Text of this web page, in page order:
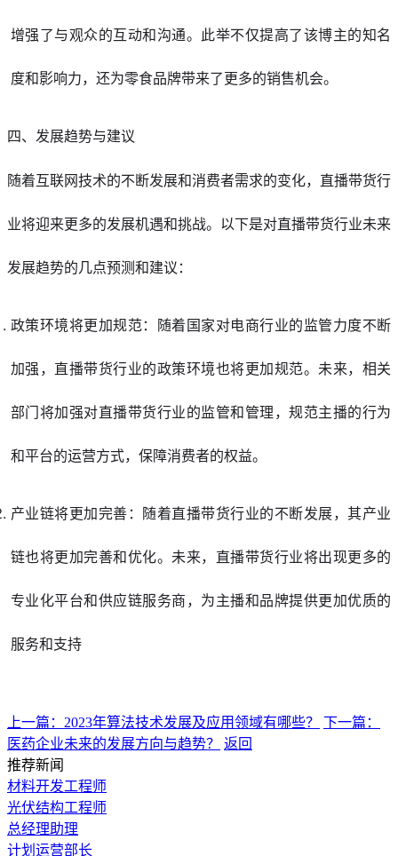
增强了与观众的互动和沟通。此举不仅提高了该博主的知名
度和影响力，还为零食品牌带来了更多的销售机会。
四、发展趋势与建议
随着互联网技术的不断发展和消费者需求的变化，直播带货行
业将迎来更多的发展机遇和挑战。以下是对直播带货行业未来
发展趋势的几点预测和建议：
政策环境将更加规范：随着国家对电商行业的监管力度不断
加强，直播带货行业的政策环境也将更加规范。未来，相关
部门将加强对直播带货行业的监管和管理，规范主播的行为
和平台的运营方式，保障消费者的权益。
产业链将更加完善：随着直播带货行业的不断发展，其产业
链也将更加完善和优化。未来，直播带货行业将出现更多的
专业化平台和供应链服务商，为主播和品牌提供更加优质的
服务和支持
上一篇：2023年算法技术发展及应用领域有哪些？
下一篇：
医药企业未来的发展方向与趋势？
返回
推荐新闻
材料开发工程师
光伏结构工程师
总经理助理
计划运营部长